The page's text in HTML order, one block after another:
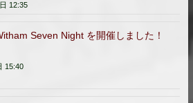
12:35
Seven Night を開催しました！
15:40